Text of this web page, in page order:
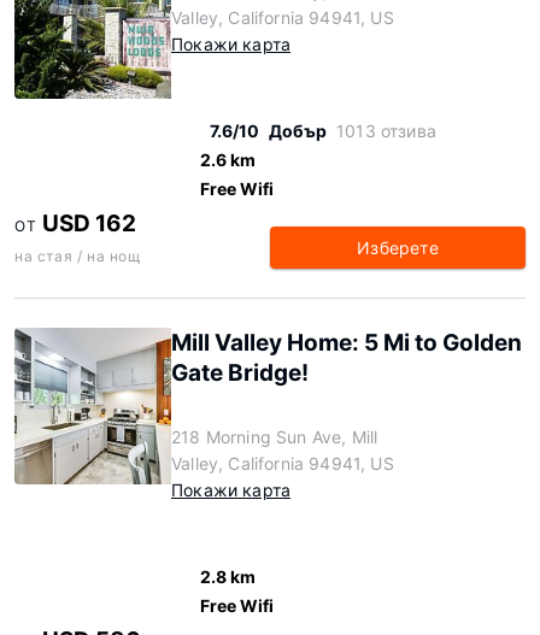
Valley, California 94941, US
Покажи карта
7.6/10 Добър 1013 отзива
2.6 km
Free Wifi
ОТ USD 162
на стая / на нощ Изберете
Mill Valley Home: 5 Mi to Golden
Gate Bridge!
218 Morning Sun Ave, Mill
Valley, California 94941, US
Покажи карта
2.8 km
Free Wifi